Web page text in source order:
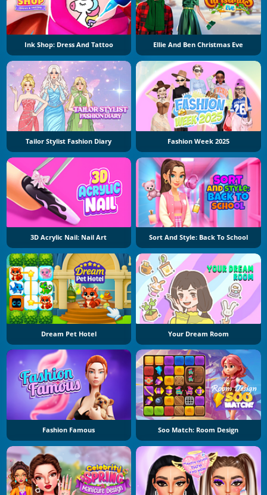
Ink Shop: Dress And Tattoo Ellie And Ben Christmas Eve
Tailor Stylist Fashion Diary Fashion Week 2025
3D Acrylic Nail: Nail Art Sort And Style: Back To School
Dream Pet Hotel Your Dream Room
Fashion Famous Soo Match: Room Design